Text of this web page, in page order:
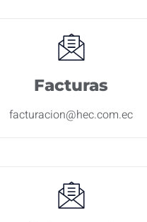
Facturas
facturacion@hec.com.ec